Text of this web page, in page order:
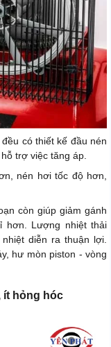
có thiết kế đầu nén
trợ việc tăng áp.
nén hơi tốc độ hơn,
còn giúp giảm gánh
hơn. Lượng nhiệt thải
diễn ra thuận lợi.
hư mòn piston - vòng
ít hỏng hóc